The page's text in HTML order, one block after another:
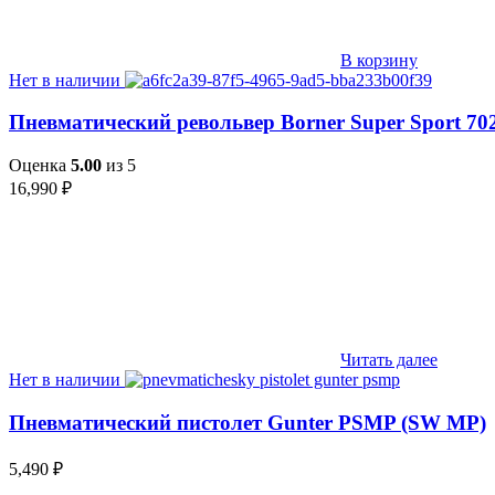
В корзину
Нет в наличии
Пневматический револьвер Borner Super Sport
Оценка 5.00 из 5
16,990 ₽
Читать далее
Нет в наличии
Пневматический пистолет Gunter PSMP (SW MP)
5,490 ₽